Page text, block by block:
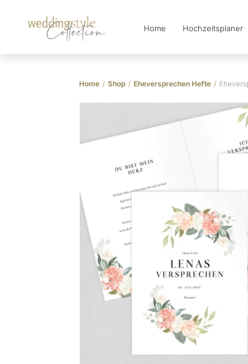
Collection Home Hochzeitsplaner
Home / Shop / Eheversprechen Hefte /